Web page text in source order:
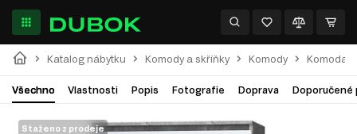
Katalog nábytku Komody a skříňky Komody Komoda
Všechno Vlastnosti Popis Fotografie Doprava Doporučené
Staženo z prodeje